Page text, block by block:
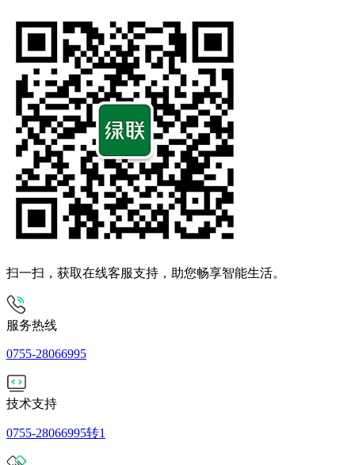
扫一扫，获取在线客服支持，助您畅享智能生活。
服务热线
0755-28066995
技术支持
0755-28066995转1